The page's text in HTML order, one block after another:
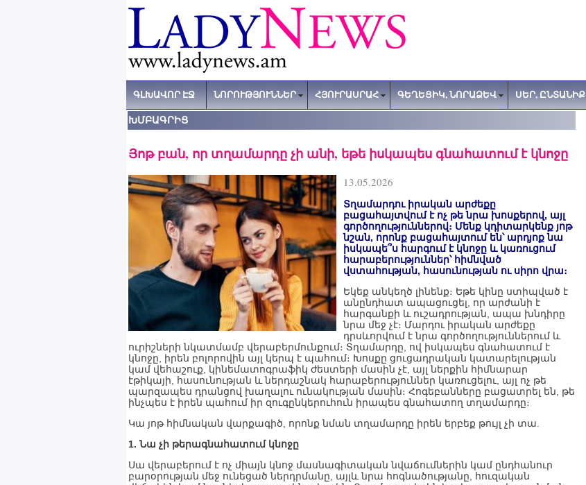
ԳԼԽԱՎՈՐ ԷՋ ՆՈՐՈՒԹՅՈՒՆՆԵՐ ՀՅՈՒՐԱՍՐԱՀ ԳԵՂԵՑԻԿ, ՆՈՐԱՁԵՎ ՍԵՐ, ԸՆՏԱՆԻՔ
ԽՄԲԱԳՐԻՑ
Յոթ բան, որ տղամարդը չի անի, եթե իսկապես գնահատում է կնոջը
13.05.2026
Տղամարդու իրական արժեքը
բացահայտվում է ոչ թե նրա խոսքերով, այլ
գործողություններով։ Մենք կդիտարկենք յոթ
նշան, որոնք բացահայտում են՝ արդյոք նա
իսկապե՞ս հարգում է կնոջը և կառուցում
հարաբերություններ՝ հիմնված
վստահության, հասունության ու սիրո վրա։
Եկեք անկեղծ լինենք։ Եթե կինը ստիպված է
անընդհատ ապացուցել, որ արժանի է
հարգանքի և ուշադրության, ապա խնդիրը
նրա մեջ չէ։ Մարդու իրական արժեքը
դրսևորվում է նրա գործողություններում և
ուրիշների նկատմամբ վերաբերմունքում։ Տղամարդը, ով իսկապես գնահատում է
կնոջը, իրեն բոլորովին այլ կերպ է պահում։ Խոսքը ցուցադրական կատարելության
կամ վեհաշուք, կինեմատոգրաֆիկ ժեստերի մասին չէ, այլ ներքին հիմնարար
էթիկայի, հասունության և ներդաշնակ հարաբերություններ կառուցելու, այլ ոչ թե
պարզապես դրանցով խաղալու ունակության մասին։ Հոգեբանները բացատրել են, թե
ինչպես է իրեն պահում իր զուգընկերուհուն իրապես գնահատող տղամարդը։
Կա յոթ հիմնական վարքագիծ, որոնք նման տղամարդը իրեն երբեք թույլ չի տա.
1. Նա չի թերագնահատում կնոջը
Սա վերաբերում է ոչ միայն կնոջ մասնագիտական նվաճումներին կամ ընդհանուր
բարօրության մեջ ունեցած ներդրմանը, այլև նրա հոգնածությանը, հուզական